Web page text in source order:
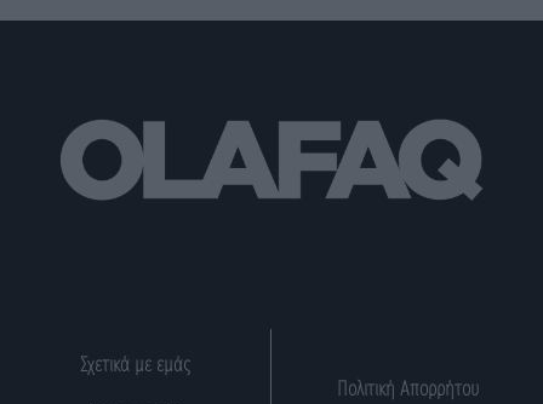
Σχετικά με εμάς
Πολιτική Απορρήτου